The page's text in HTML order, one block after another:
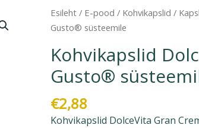
Esileht / E-pood / Kohvikapslid /
Gusto® süsteemile
Kohvikapslid
Gusto®
€2,88
Kohvikapslid DolceVita Gran
Kohvikapslid
DolceVita
Crema
Dolce
Gusto®
süsteemile
kogus